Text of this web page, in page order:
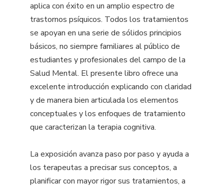
aplica con éxito en un amplio espectro de
trastornos psíquicos. Todos los tratamientos
se apoyan en una serie de sólidos principios
básicos, no siempre familiares al público de
estudiantes y profesionales del campo de la
Salud Mental. El presente libro ofrece una
excelente introducción explicando con claridad
y de manera bien articulada los elementos
conceptuales y los enfoques de tratamiento
que caracterizan la terapia cognitiva.
La exposición avanza paso por paso y ayuda a
los terapeutas a precisar sus conceptos, a
planificar con mayor rigor sus tratamientos, a